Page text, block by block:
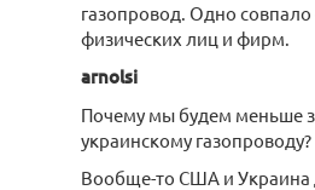
газопровод. Одно
физических лиц и фирм.
arnolsi
Почему мы будем меньше
украинскому газопроводу?
Вообще-то США и Украина